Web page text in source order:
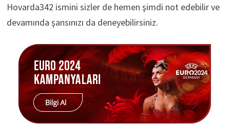
Hovarda342 ismini sizler de hemen şimdi not edebilir ve
devamında şansınızı da deneyebilirsiniz.